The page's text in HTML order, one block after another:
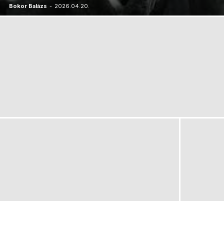
Bokor Balázs - 2026.04.20.